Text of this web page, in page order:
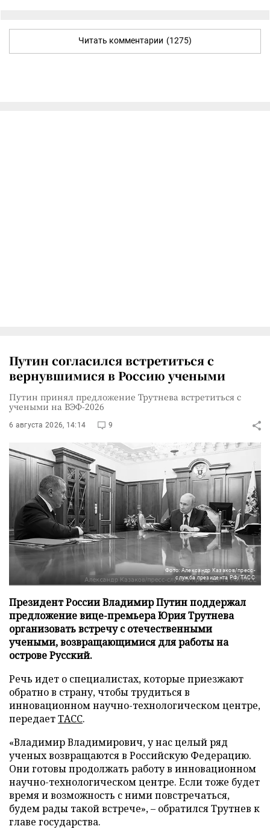
Читать комментарии (1275)
Путин согласился встретиться с
вернувшимися в Россию учеными
Путин принял предложение Трутнева встретиться с
учеными на ВЭФ-2026
6 августа 2026, 14:14 9
Фото: Александр Казаков/пресс-
служба президента РФ/ТАСС
Президент России Владимир Путин поддержал
предложение вице-премьера Юрия Трутнева
организовать встречу с отечественными
учеными, возвращающимися для работы на
острове Русский.
Речь идет о специалистах, которые приезжают
обратно в страну, чтобы трудиться в
инновационном научно-технологическом центре,
передаетТАСС.
«Владимир Владимирович, у нас целый ряд
ученых возвращаются в Российскую Федерацию.
Они готовы продолжать работу в инновационном
научно-технологическом центре. Если тоже будет
время и возможность с ними повстречаться,
будем рады такой встрече», – обратился Трутнев к
главе государства.